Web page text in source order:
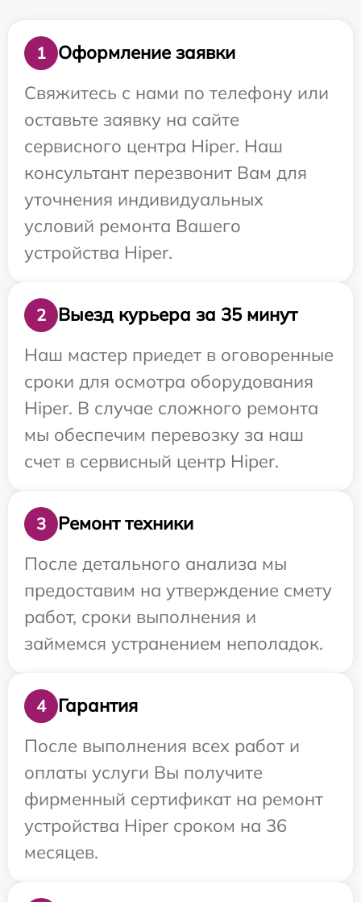
1
Оформление заявки
Свяжитесь с нами по телефону или
оставьте заявку на сайте
сервисного центра Hiper. Наш
консультант перезвонит Вам для
уточнения индивидуальных
условий ремонта Вашего
устройства Hiper.
2
Выезд курьера за 35 минут
Наш мастер приедет в оговоренные
сроки для осмотра оборудования
Hiper. В случае сложного ремонта
мы обеспечим перевозку за наш
счет в сервисный центр Hiper.
3
Ремонт техники
После детального анализа мы
предоставим на утверждение смету
работ, сроки выполнения и
займемся устранением неполадок.
4
Гарантия
После выполнения всех работ и
оплаты услуги Вы получите
фирменный сертификат на ремонт
устройства Hiper сроком на 36
месяцев.